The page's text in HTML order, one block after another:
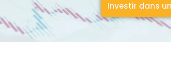
Investir dans